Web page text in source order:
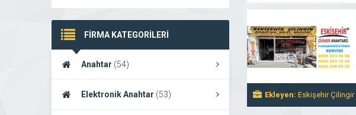
FİRMA KATEGORİLERİ
Anahtar (54)
Elektronik Anahtar (53) Ekleyen: Eskişehir Çilingir